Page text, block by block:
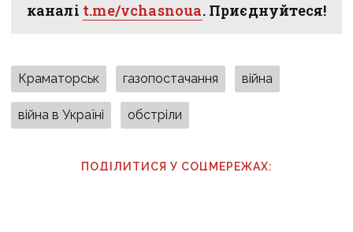
каналі t.me/vchasnoua. Приєднуйтеся!
Краматорськ газопостачання війна
війна в Україні обстріли
ПОДІЛИТИСЯ У СОЦМЕРЕЖАХ: